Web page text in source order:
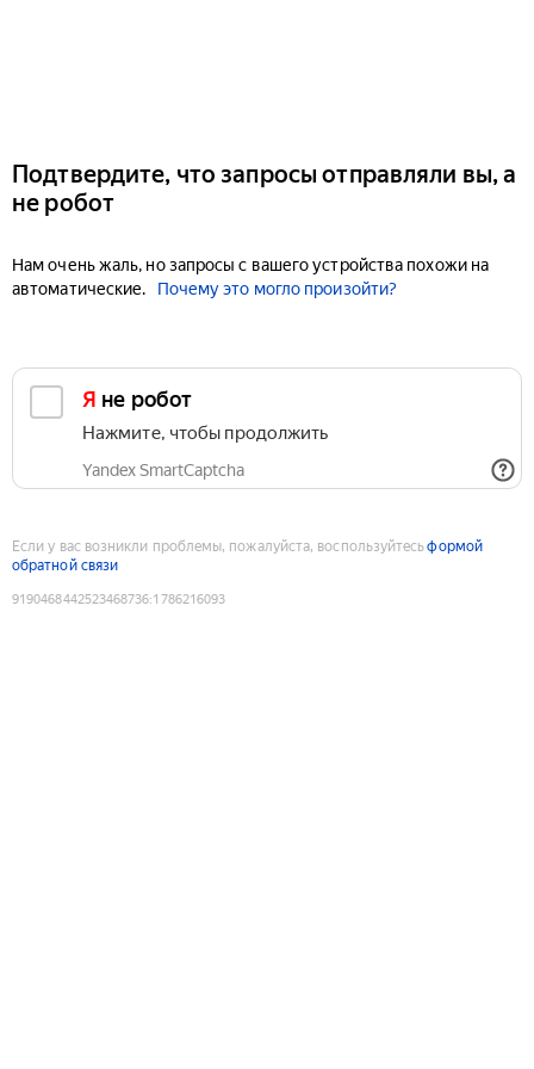
Подтвердите, что запросы отправляли вы, а
не робот
Нам очень жаль, но запросы с вашего устройства похожи на
автоматические.
Почему это могло произойти?
Я не робот
Нажмите, чтобы продолжить
Yandex SmartCaptcha
Если у вас возникли проблемы, пожалуйста, воспользуйтесьформой
обратной связи
9190468442523468736:1786216093